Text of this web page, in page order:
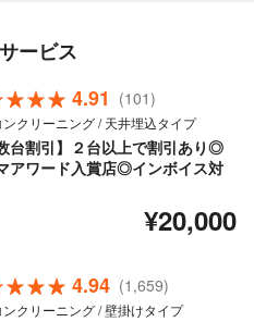
ービス
4.91 (101)
ンクリーニング / 天井埋込タイプ
台割引】２台以上で割引あり◎
アワード入賞店◎インボイス対
¥20,000
4.94 (1,659)
ンクリーニング / 壁掛けタイプ